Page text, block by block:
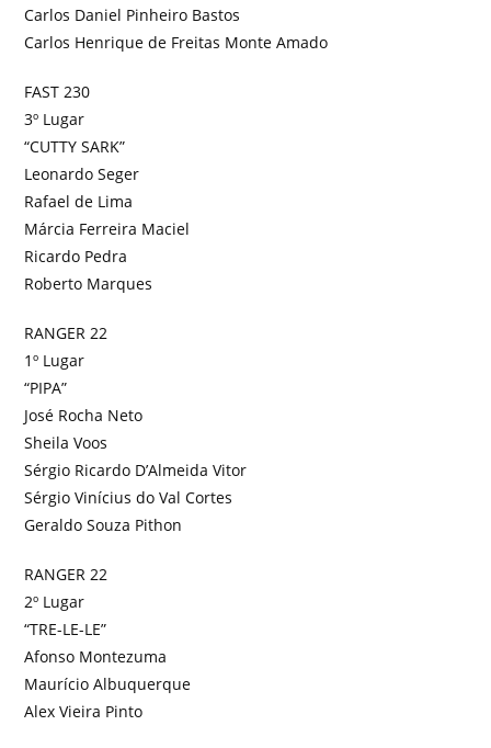
Carlos Daniel Pinheiro Bastos
Carlos Henrique de Freitas Monte Amado
FAST 230
3º Lugar
“CUTTY SARK”
Leonardo Seger
Rafael de Lima
Márcia Ferreira Maciel
Ricardo Pedra
Roberto Marques
RANGER 22
1º Lugar
“PIPA”
José Rocha Neto
Sheila Voos
Sérgio Ricardo D’Almeida Vitor
Sérgio Vinícius do Val Cortes
Geraldo Souza Pithon
RANGER 22
2º Lugar
“TRE-LE-LE”
Afonso Montezuma
Maurício Albuquerque
Alex Vieira Pinto